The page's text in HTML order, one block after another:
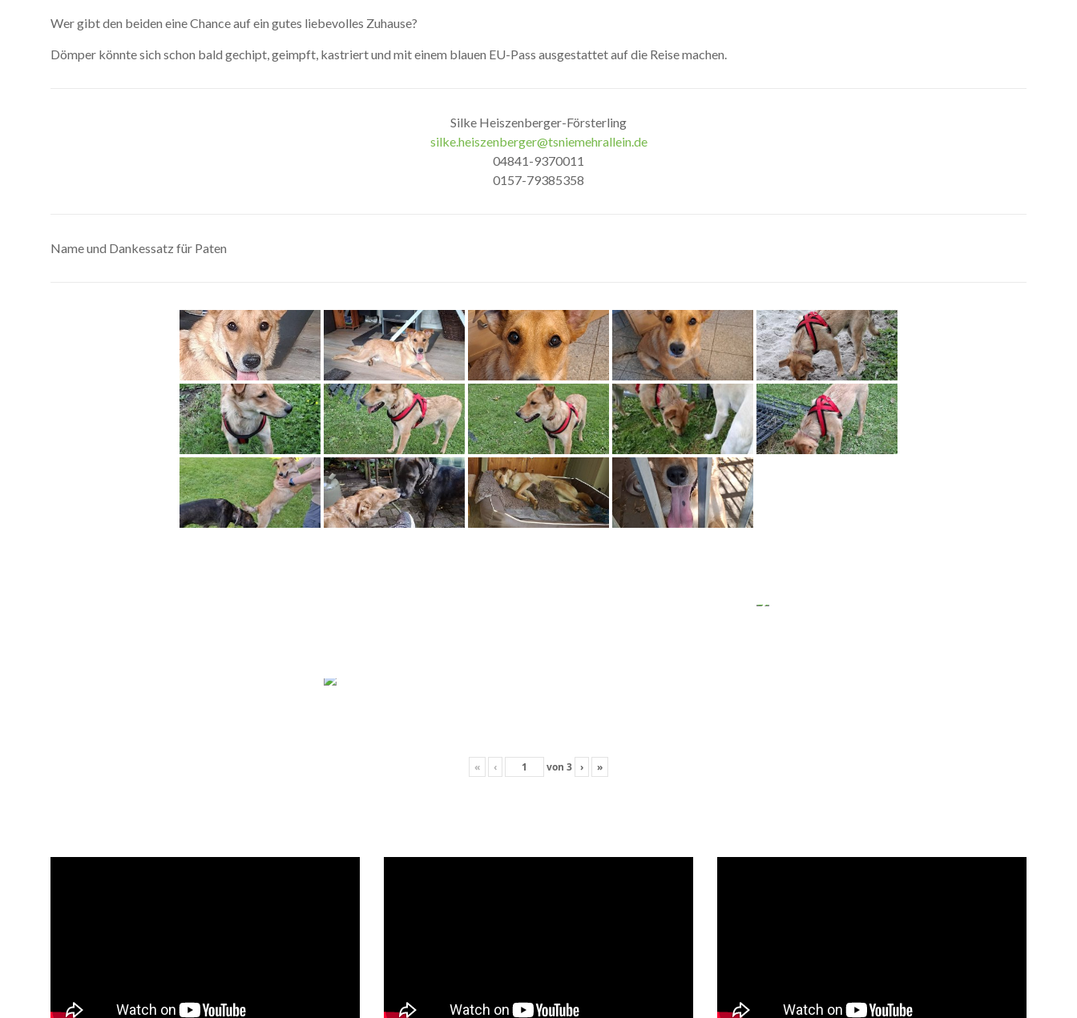
Wer gibt den beiden eine Chance auf ein gutes liebevolles Zuhause?
Dömper könnte sich schon bald gechipt, geimpft, kastriert und mit einem blauen EU-Pass ausgestattet auf die Reise machen.
Silke Heiszenberger-Försterling
silke.heiszenberger@tsniemehrallein.de
04841-9370011
0157-79385358
Name und Dankessatz für Paten
« ‹ von 3 › »